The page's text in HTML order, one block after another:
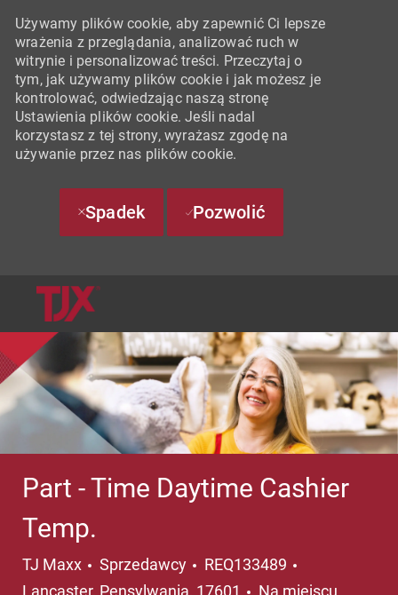
Używamy plików cookie, aby zapewnić Ci lepsze
wrażenia z przeglądania, analizować ruch w
witrynie i personalizować treści. Przeczytaj o
tym, jak używamy plików cookie i jak możesz je
kontrolować, odwiedzając naszą stronę
Ustawienia plików cookie. Jeśli nadal
korzystasz z tej strony, wyrażasz zgodę na
używanie przez nas plików cookie.
Spadek Pozwolić
Part - Time Daytime Cashier
Temp.
TJ Maxx Kategoria
Sprzedawcy REQ133489
Lancaster, Pensylwania, 17601
Na miejscu